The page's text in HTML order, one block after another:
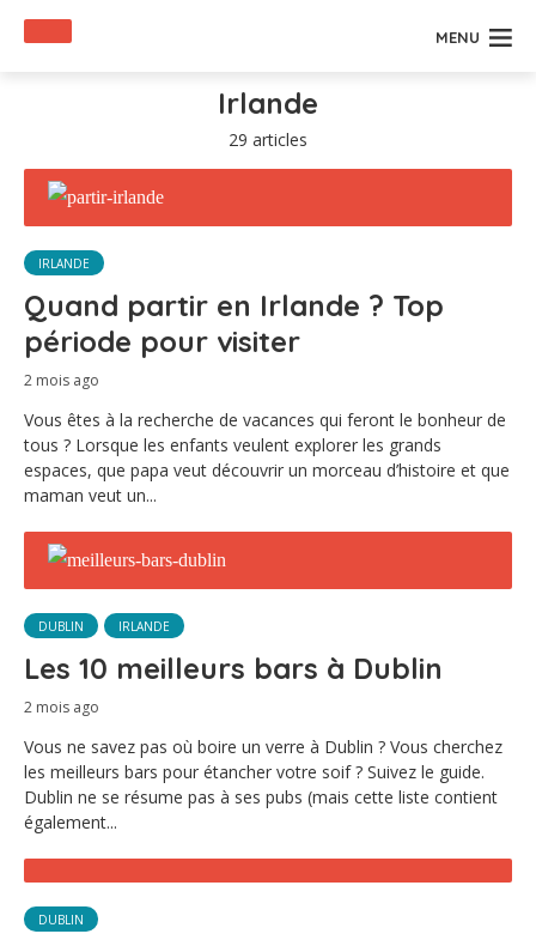
MENU
Irlande
29 articles
IRLANDE
Quand partir en Irlande ? Top
période pour visiter
2 mois ago
Vous êtes à la recherche de vacances qui feront le bonheur de
tous ? Lorsque les enfants veulent explorer les grands
espaces, que papa veut découvrir un morceau d’histoire et que
maman veut un...
DUBLIN IRLANDE
Les 10 meilleurs bars à Dublin
2 mois ago
Vous ne savez pas où boire un verre à Dublin ? Vous cherchez
les meilleurs bars pour étancher votre soif ? Suivez le guide.
Dublin ne se résume pas à ses pubs (mais cette liste contient
également...
DUBLIN